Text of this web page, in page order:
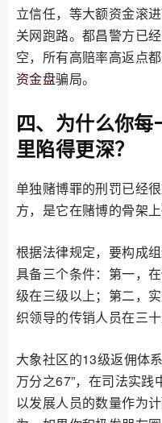
立信任，等大额资金滚
关网跑路。都昌警方已
空，所有高赔率高返点
资金盘骗局。
四、为什么你每
里陷得更深？
单独赌博罪的刑罚已经
方，是它在赌博的骨架
根据法律规定，要构成
具备三个条件：第一，
级在三级以上；第二，
织领导的传销人员在三十
大象社区的13级返佣体
万分之67”，在司法实践
以发展人员的数量作为